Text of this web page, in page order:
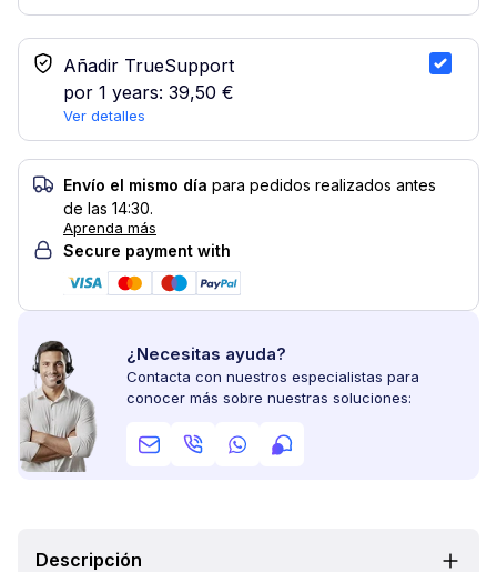
Añadir TrueSupport
por 1 years: 39,50 €
Ver detalles
Servicio TrueSupport
Envío el mismo día para pedidos realizados antes
de las 14:30.
Aprenda más
Secure payment with
¿Necesitas ayuda?
Contacta con nuestros especialistas para
conocer más sobre nuestras soluciones:
Descripción